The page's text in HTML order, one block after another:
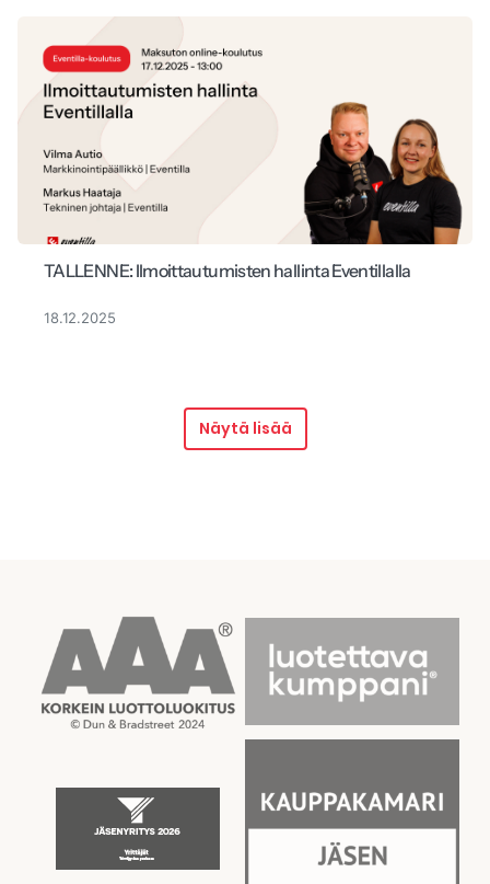
TALLENNE: Ilmoittautumisten hallinta Eventillalla
18.12.2025
Näytä lisää